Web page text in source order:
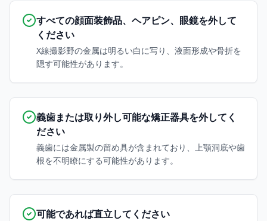
すべての顔面装飾品、ヘアピン、眼鏡を外して
ください
X線撮影野の金属は明るい白に写り、液面形成や骨折を
隠す可能性があります。
義歯または取り外し可能な矯正器具を外してく
ださい
義歯には金属製の留め具が含まれており、上顎洞底や歯
根を不明瞭にする可能性があります。
可能であれば直立してください